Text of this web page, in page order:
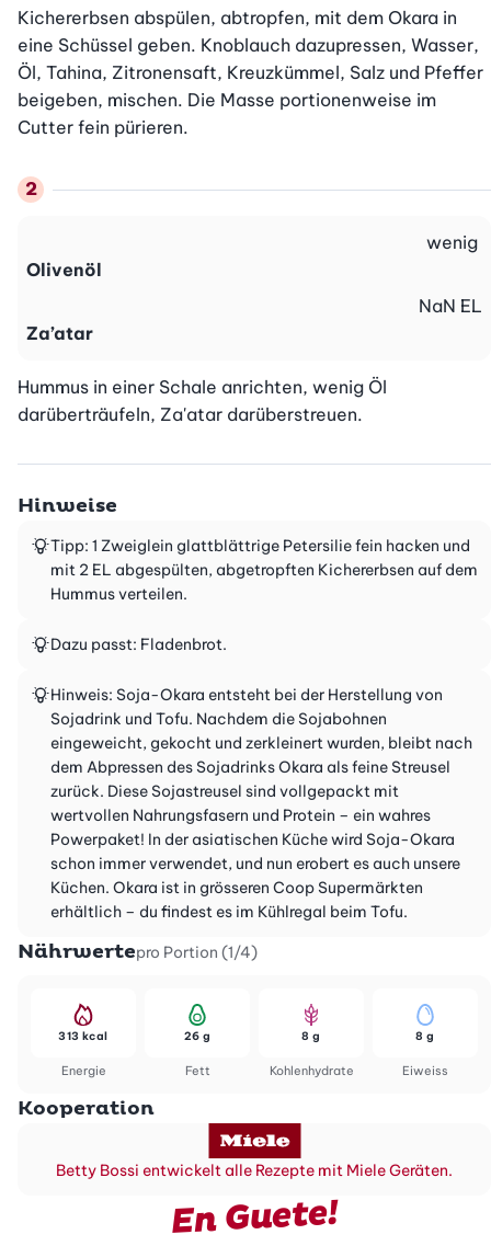
Kichererbsen abspülen, abtropfen, mit dem Okara in
eine Schüssel geben. Knoblauch dazupressen, Wasser,
Öl, Tahina, Zitronensaft, Kreuzkümmel, Salz und Pfeffer
beigeben, mischen. Die Masse portionenweise im
Cutter fein pürieren.
Olivenöl
wenig
Za’atar
NaN EL
Hummus in einer Schale anrichten, wenig Öl
darüberträufeln, Za'atar darüberstreuen.
Hinweise
Tipp: 1 Zweiglein glattblättrige Petersilie fein hacken und
mit 2 EL abgespülten, abgetropften Kichererbsen auf dem
Hummus verteilen.
Dazu passt: Fladenbrot.
Hinweis: Soja-Okara entsteht bei der Herstellung von
Sojadrink und Tofu. Nachdem die Sojabohnen
eingeweicht, gekocht und zerkleinert wurden, bleibt nach
dem Abpressen des Sojadrinks Okara als feine Streusel
zurück. Diese Sojastreusel sind vollgepackt mit
wertvollen Nahrungsfasern und Protein – ein wahres
Powerpaket! In der asiatischen Küche wird Soja-Okara
schon immer verwendet, und nun erobert es auch unsere
Küchen. Okara ist in grösseren Coop Supermärkten
erhältlich – du findest es im Kühlregal beim Tofu.
Nährwertepro Portion (1/4)
Energie
313 kcal
Fett
26 g
Kohlenhydrate
8 g
Eiweiss
8 g
Kooperation
Betty Bossi entwickelt alle Rezepte mit Miele Geräten.
En Guete!